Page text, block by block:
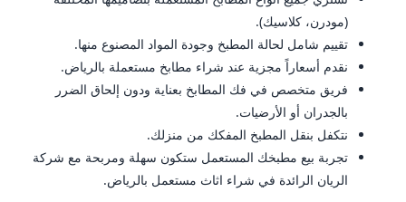
(مودرن، كلاسيك).
تقييم شامل لحالة المطبخ وجودة المواد المصنوع منها.
نقدم أسعاراً مجزية عند شراء مطابخ مستعملة بالرياض.
فريق متخصص في فك المطابخ بعناية ودون إلحاق الضرر
بالجدران أو الأرضيات.
نتكفل بنقل المطبخ المفكك من منزلك.
تجربة بيع مطبخك المستعمل ستكون سهلة ومربحة مع شركة
الريان الرائدة في شراء اثاث مستعمل بالرياض.